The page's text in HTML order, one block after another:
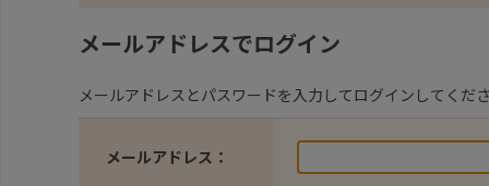
メールアドレスでログイン
メールアドレスとパスワードを入力してログインしてくださ
メールアドレス：